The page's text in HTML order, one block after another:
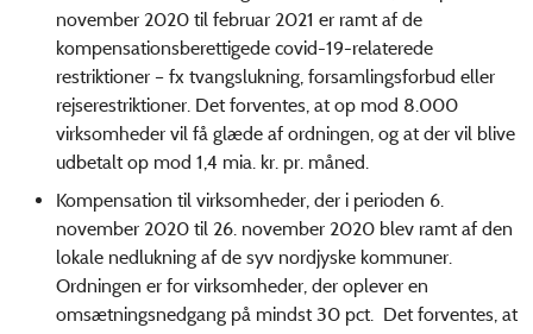
november 2020 til februar 2021 er ramt af de
kompensationsberettigede covid-19-relaterede
restriktioner – fx tvangslukning, forsamlingsforbud eller
rejserestriktioner. Det forventes, at op mod 8.000
virksomheder vil få glæde af ordningen, og at der vil blive
udbetalt op mod 1,4 mia. kr. pr. måned.
Kompensation til virksomheder, der i perioden 6.
november 2020 til 26. november 2020 blev ramt af den
lokale nedlukning af de syv nordjyske kommuner.
Ordningen er for virksomheder, der oplever en
omsætningsnedgang på mindst 30 pct. Det forventes, at